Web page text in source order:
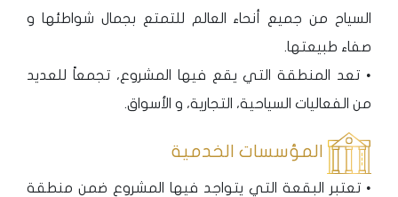
السياح من جميع أنحاء العالم للتمتع بجمال شواطئها و
صفاء طبيعتها.
• تعد المنطقة التي يقع فيها المشروع، تجمعاً للعديد
من الفعاليات السياحية، التجارية، و الأسواق.
المؤسسات الخدمية
• تعتبر البقعة التي يتواجد فيها المشروع ضمن منطقة